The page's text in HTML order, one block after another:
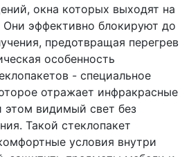
окна которых выходят на
Они эффективно блокируют до
предотвращая перегрев
особенность
- специальное
отражает инфракрасные
этом видимый свет без
Такой стеклопакет
условия внутри